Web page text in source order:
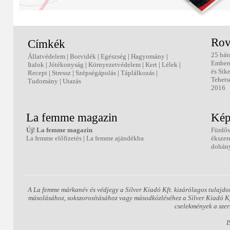
Címkék
Állatvédelem | Borvidék | Egészség | Hagyomány |
Italok | Jótékonyság | Környezetvédelem | Kert | Lélek |
Recept | Stressz | Szépségápolás | Táplálkozás |
Tudomány | Utazás
25
és
2016
La femme magazin
Új! La femme magazin
La femme előfizetés | La femme ajándékba
A La femme márkanév és védjegy a Silver Kiadó Kft. kizárólagos
másolásához, sokszorosításához vagy másodközléséhez a Silver
cselekmények a